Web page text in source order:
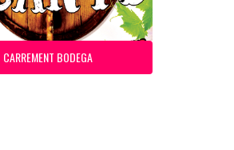
CARREMENT BODEGA